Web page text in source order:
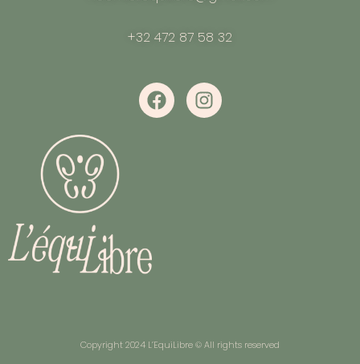
+32 472 87 58 32
Copyright 2024 L’EquiLibre © All rights reserved